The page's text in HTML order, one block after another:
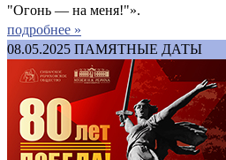
"Огонь — на меня!"».
подробнее »
08.05.2025 ПАМЯТНЫЕ ДАТЫ